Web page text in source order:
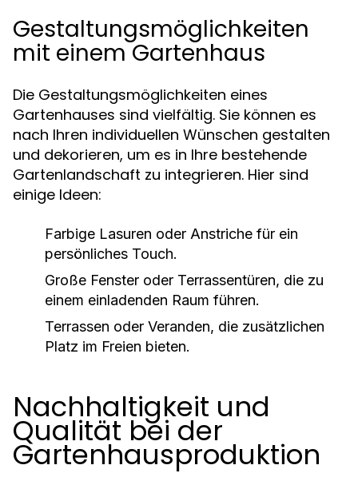
Gestaltungsmöglichkeiten
mit einem Gartenhaus
Die Gestaltungsmöglichkeiten eines
Gartenhauses sind vielfältig. Sie können es
nach Ihren individuellen Wünschen gestalten
und dekorieren, um es in Ihre bestehende
Gartenlandschaft zu integrieren. Hier sind
einige Ideen:
Farbige Lasuren oder Anstriche für ein
persönliches Touch.
Große Fenster oder Terrassentüren, die zu
einem einladenden Raum führen.
Terrassen oder Veranden, die zusätzlichen
Platz im Freien bieten.
Nachhaltigkeit und
Qualität bei der
Gartenhausproduktion